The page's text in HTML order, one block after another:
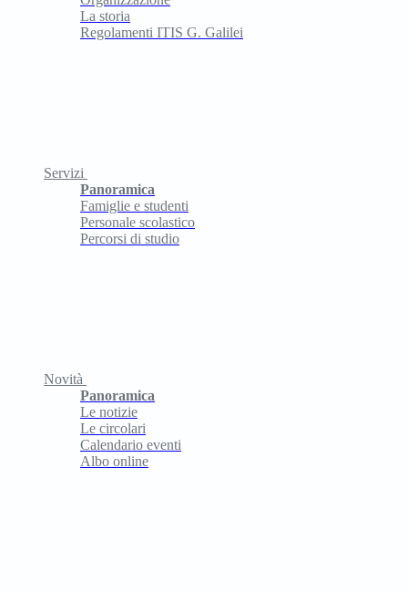
La storia
Regolamenti ITIS G. Galilei
Servizi
Panoramica
Famiglie e studenti
Personale scolastico
Percorsi di studio
Novità
Panoramica
Le notizie
Le circolari
Calendario eventi
Albo online